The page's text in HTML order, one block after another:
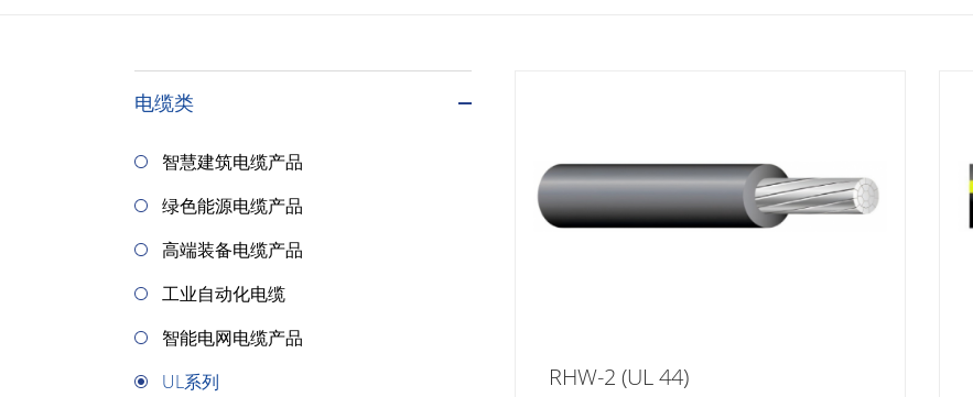
电缆类
智慧建筑电缆产品
绿色能源电缆产品
高端装备电缆产品
工业自动化电缆
智能电网电缆产品
UL系列
RHW-2 (UL 44)